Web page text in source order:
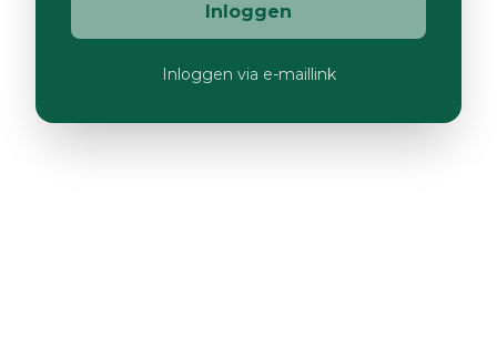
Inloggen
Inloggen via e-maillink